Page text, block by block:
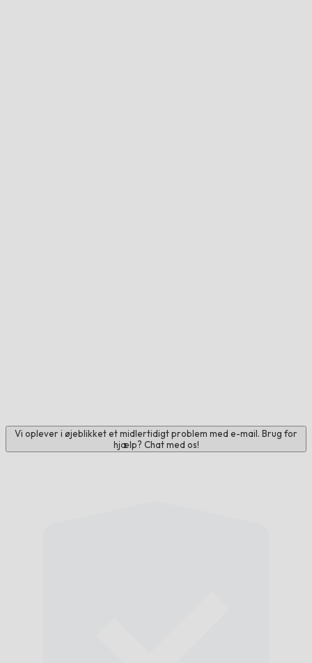
Vi oplever i øjeblikket et midlertidigt problem med e-mail. Brug for
hjælp? Chat med os!